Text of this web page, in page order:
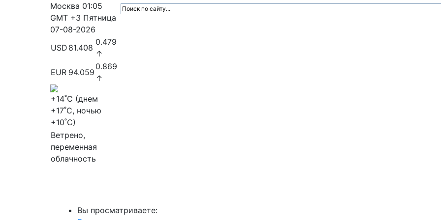
Москва 01:05
GMT +3 Пятница
07-08-2026
USD 81.408
0.479
↑
EUR 94.059
0.869
↑
+14˚C (днем
+17˚C, ночью
+10˚C)
Ветрено,
переменная
облачность
Вы просматриваете: